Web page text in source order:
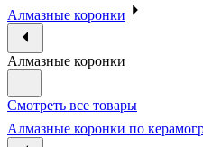
Алмазные коронки
Алмазные коронки
Смотреть все товары
Алмазные коронки по